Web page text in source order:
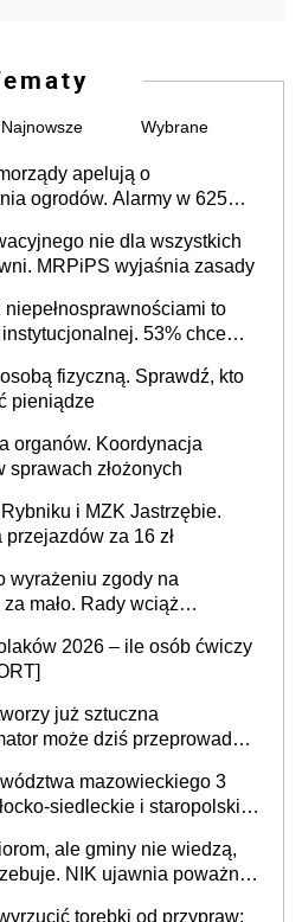
Najnowsze Wybrane
apelują o
ogrodów. Alarmy w 625
nie dla wszystkich
MRPiPS wyjaśnia zasady
to
53% chce
fizyczną. Sprawdź, kto
pieniądze
organów. Koordynacja
sprawach złożonych
i MZK Jastrzębie.
za 16 zł
wyrażeniu zgody na
mało. Rady wciąż
2026 – ile osób ćwiczy
już sztuczna
może dziś przeprowadzić
mazowieckiego 3
siedleckie i staropolskie.
ale gminy nie wiedzą,
NIK ujawnia poważną
torebki od przypraw: